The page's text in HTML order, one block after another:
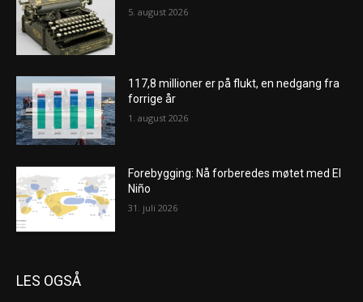
5. august 2026
117,8 millioner er på flukt, en nedgang fra
forrige år
1. august 2026
Forebygging: Nå forberedes møtet med El
Niño
31. juli 2026
LES OGSÅ